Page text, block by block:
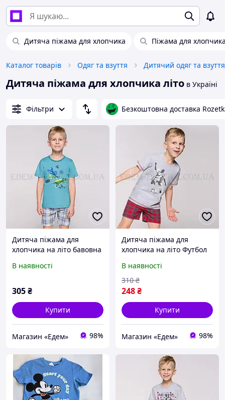
Дитяча піжама для хлопчика Піжама для
Каталог товарів Одяг та взуття Дитячий одяг та взуття
Дитяча піжама для хлопчика літо в Україні
Фільтри Безкоштовна доставка
Дитяча піжама для
хлопчика на літо бавовна
В наявності
305₴
Купити
Магазин «Едем» 98%
Дитяча піжама для
хлопчика на літо Футбол
В наявності
248₴
310 ₴
Купити
Магазин «Едем» 98%